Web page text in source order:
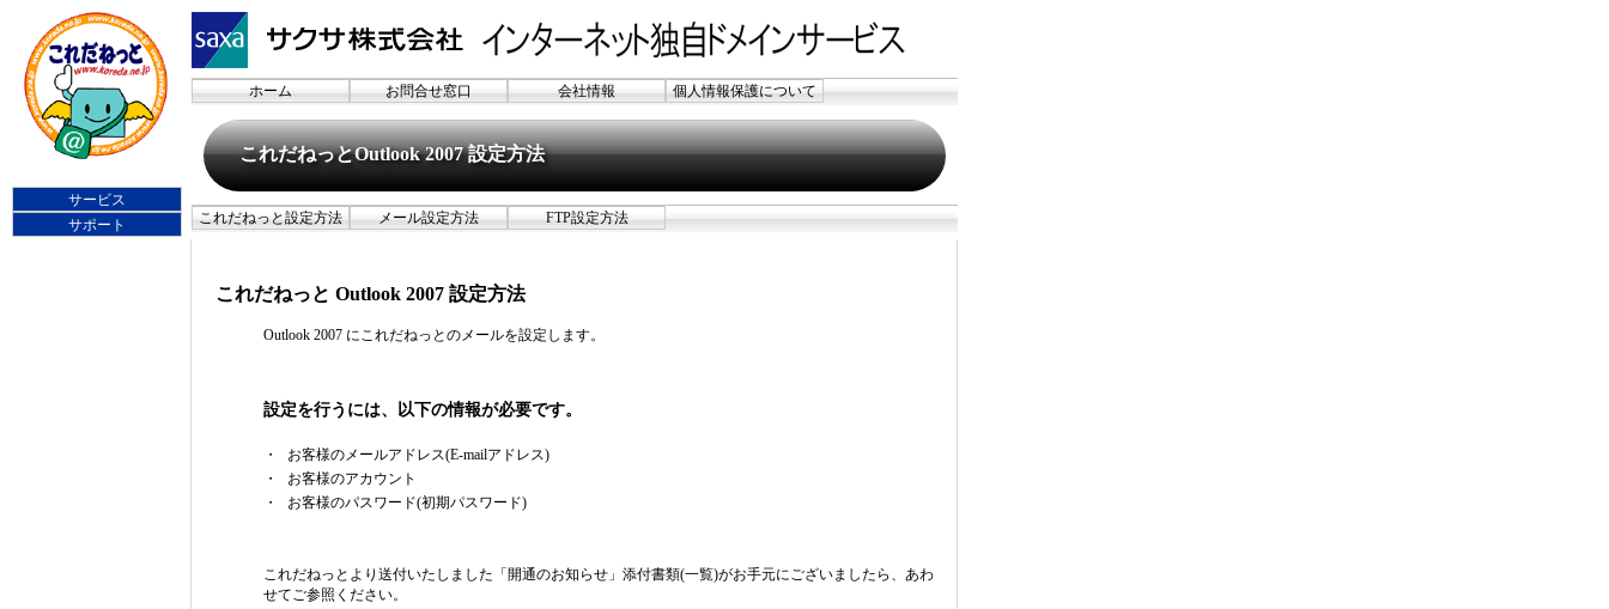
ホーム お問合せ窓口 会社情報 個人情報保護について
これだねっとOutlook 2007 設定方法
これだねっと設定方法 メール設定方法 FTP設定方法
これだねっと Outlook 2007 設定方法
Outlook 2007 にこれだねっとのメールを設定します。
設定を行うには、以下の情報が必要です。
・
お客様のメールアドレス(E-mailアドレス)
・
お客様のアカウント
・
お客様のパスワード(初期パスワード)
これだねっとより送付いたしました「開通のお知らせ」添付書類(一覧)がお手元にございましたら、あわ
せてご参照ください。
サービス
サポート